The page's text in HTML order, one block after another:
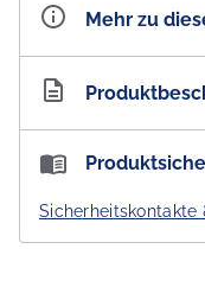
Mehr zu
Artikelnummer
PURE Papayacare
Sicherheitskontakte